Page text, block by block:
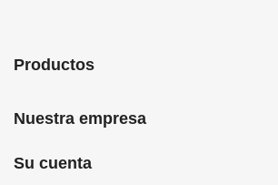
Productos
Nuestra empresa
Su cuenta